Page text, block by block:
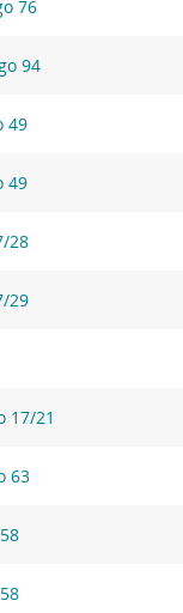
76
94
49
49
28
29
17/21
63